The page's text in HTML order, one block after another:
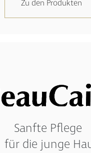
Sanfte Pflege
für die junge Haut